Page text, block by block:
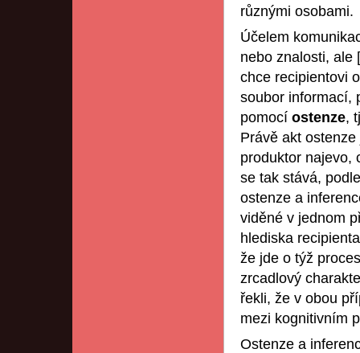
různými osobami.
Účelem
nebo znalosti, ale
chce recipientovi
soubor informací,
pomocí ostenze,
Právě akt
produktor najevo,
se tak stává,
ostenze a
viděné v jednom
hlediska
že jde o týž
zrcadlový
řekli, že v obou
mezi kognitivním
Ostenze a